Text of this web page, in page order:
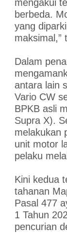
mengakui
berbeda.
yang
maksimal,”
Dalam
antara lain
Vario CW
BPKB asli
Supra X).
melakukan
unit motor
pelaku
Kini kedua
tahanan
Pasal 477
1 Tahun
pencurian